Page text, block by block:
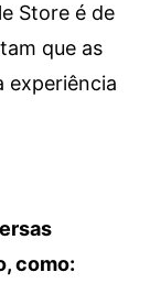
Store é de
que as
experiência
como: